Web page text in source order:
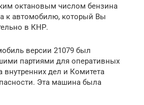
октановым числом бензина
к автомобилю, который Вы
в КНР.
версии 21079 был
партиями для оперативных
внутренних дел и Комитета
Эта машина была